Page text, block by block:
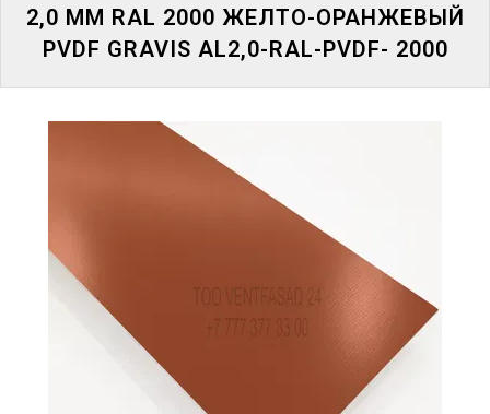
2,0 ММ RAL 2000 ЖЕЛТО-ОРАНЖЕВЫЙ
PVDF GRAVIS AL2,0-RAL-PVDF- 2000